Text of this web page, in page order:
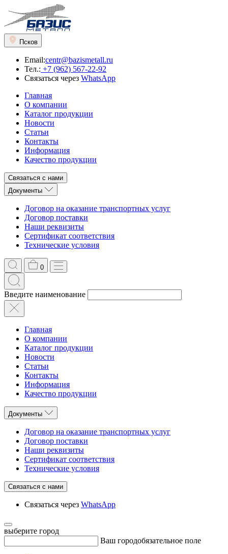
Псков
Email:centr@bazismetall.ru
Тел.: +7 (962) 567-22-92
Связаться через WhatsApp
Главная
О компании
Каталог продукции
Новости
Статьи
Контакты
Информация
Качество продукции
Связаться с нами
Документы
Договор на оказание транспортных услуг
Договор поставки
Наши реквизиты
Сертификат соответствия
Технические условия
0
Введите наименование
Главная
О компании
Каталог продукции
Новости
Статьи
Контакты
Информация
Качество продукции
Документы
Договор на оказание транспортных услуг
Договор поставки
Наши реквизиты
Сертификат соответствия
Технические условия
Связаться с нами
Связаться через WhatsApp
выберите город
Ваш городобязательное поле